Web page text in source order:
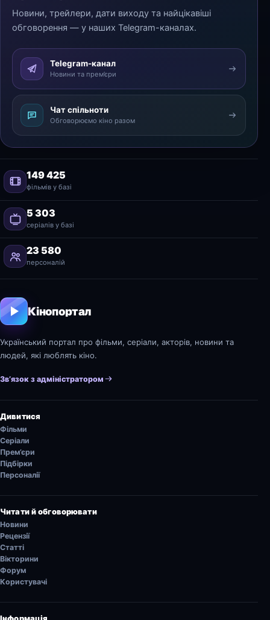
Новини, трейлери, дати виходу та найцікавіші
обговорення — у наших Telegram-каналах.
Telegram-канал
Новини та прем’єри
Чат спільноти
Обговорюємо кіно разом
149 425
фільмів у базі
5 303
серіалів у базі
23 580
персоналій
Кінопортал
Український портал про фільми, серіали, акторів, новини та
людей, які люблять кіно.
Зв’язок з адміністратором
Дивитися
Фільми
Серіали
Прем’єри
Підбірки
Персоналії
Читати й обговорювати
Новини
Рецензії
Статті
Вікторини
Форум
Користувачі
Інформація